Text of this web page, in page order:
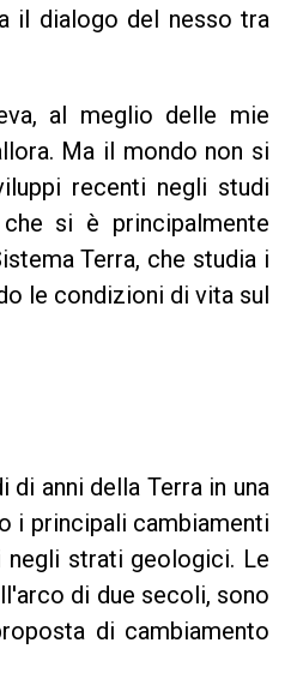
il dialogo del nesso tra
al meglio delle mie
Ma il mondo non si
recenti negli studi
si è principalmente
Terra, che studia i
le condizioni di vita sul
anni della Terra in una
i principali cambiamenti
strati geologici. Le
di due secoli, sono
di cambiamento